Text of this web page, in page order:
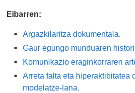
Eibarren:
Argazkilaritza dokumentala.
Gaur egungo munduaren
Komunikazio eraginkorraren
Arreta falta eta hiperaktibitatea
modelatze-lana.